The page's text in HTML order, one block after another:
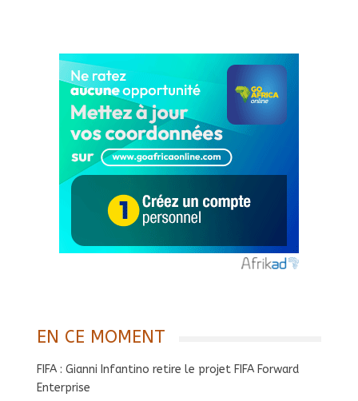
EN CE MOMENT
FIFA : Gianni Infantino retire le projet FIFA Forward
Enterprise